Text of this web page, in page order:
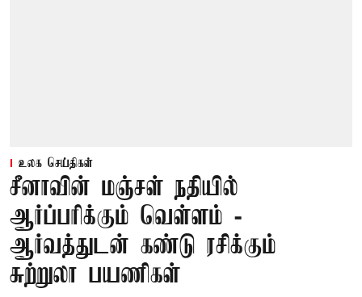
உலக செய்திகள்
சீனாவின் மஞ்சள் நதியில்
ஆர்ப்பரிக்கும் வெள்ளம் -
ஆர்வத்துடன் கண்டு ரசிக்கும்
சுற்றுலா பயணிகள்